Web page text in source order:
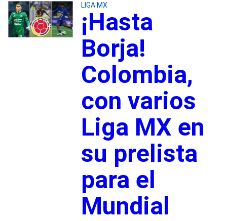
LIGA MX
¡Hasta
Borja!
Colombia,
con varios
Liga MX en
su prelista
para el
Mundial